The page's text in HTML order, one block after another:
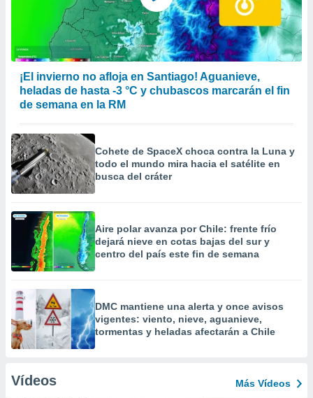
¡El invierno no afloja en Santiago! Aguanieve,
heladas de hasta -3 °C y chubascos marcarán el fin
de semana en la RM
Cohete de SpaceX choca contra la Luna y
todo el mundo mira hacia el satélite en
busca del cráter
Aire polar avanza por Chile: frente frío
dejará nieve en cotas bajas del sur y
centro del país este fin de semana
DMC mantiene una alerta y once avisos
vigentes: viento, nieve, aguanieve,
tormentas y heladas afectarán a Chile
Vídeos Más Vídeos